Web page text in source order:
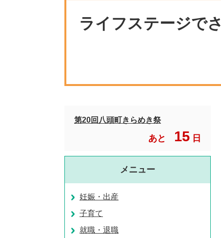
ライフステージで
第20回八頭町きらめき祭
あと 15 日
メニュー
妊娠・出産
子育て
就職・退職